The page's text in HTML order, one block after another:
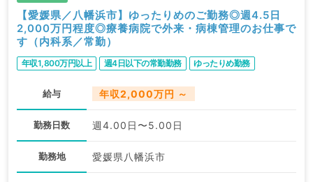
【愛媛県／八幡浜市】ゆったりめのご勤務◎週4.5日
2,000万円程度◎療養病院で外来・病棟管理のお仕事で
す（内科系／常勤）
年収1,800万円以上 週4日以下の常勤勤務 ゆったりめ勤務
給与 年収2,000万円 ～
勤務日数 週4.00日〜5.00日
勤務地 愛媛県八幡浜市